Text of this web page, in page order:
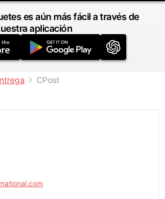
es aún más fácil a través de
aplicación
CPost